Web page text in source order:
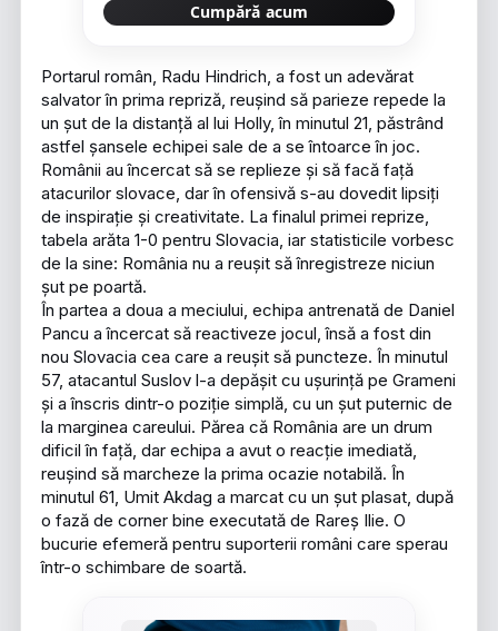
Cumpără acum
Portarul român, Radu Hindrich, a fost un adevărat
salvator în prima repriză, reușind să parieze repede la
un șut de la distanță al lui Holly, în minutul 21, păstrând
astfel șansele echipei sale de a se întoarce în joc.
Românii au încercat să se replieze și să facă față
atacurilor slovace, dar în ofensivă s-au dovedit lipsiți
de inspirație și creativitate. La finalul primei reprize,
tabela arăta 1-0 pentru Slovacia, iar statisticile vorbesc
de la sine: România nu a reușit să înregistreze niciun
șut pe poartă.
În partea a doua a meciului, echipa antrenată de Daniel
Pancu a încercat să reactiveze jocul, însă a fost din
nou Slovacia cea care a reușit să puncteze. În minutul
57, atacantul Suslov l-a depășit cu ușurință pe Grameni
și a înscris dintr-o poziție simplă, cu un șut puternic de
la marginea careului. Părea că România are un drum
dificil în față, dar echipa a avut o reacție imediată,
reușind să marcheze la prima ocazie notabilă. În
minutul 61, Umit Akdag a marcat cu un șut plasat, după
o fază de corner bine executată de Rareș Ilie. O
bucurie efemeră pentru suporterii români care sperau
într-o schimbare de soartă.